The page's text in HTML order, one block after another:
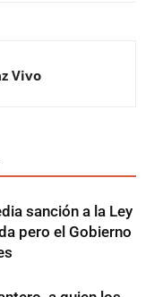
Vivo
sanción a la Ley
pero el Gobierno